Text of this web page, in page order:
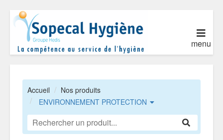
menu
Accueil
Nos produits
ENVIRONNEMENT PROTECTION